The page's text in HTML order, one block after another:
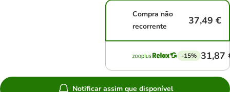
Compra não
recorrente
37,49 €
-15% 31,87
Notificar assim que disponível